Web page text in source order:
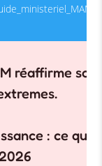
réaffirme son
: ce qui